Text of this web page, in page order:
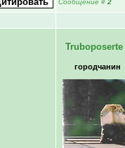
Сообщение # 2
Truboposerte
городчанин